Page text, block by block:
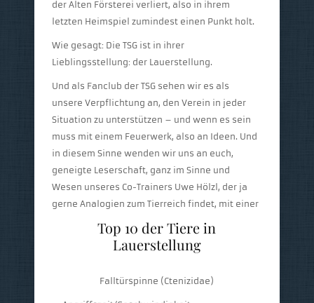
der Alten Försterei verliert, also in ihrem
letzten Heimspiel zumindest einen Punkt holt.
Wie gesagt: Die TSG ist in ihrer
Lieblingsstellung: der Lauerstellung.
Und als Fanclub der TSG sehen wir es als
unsere Verpflichtung an, den Verein in jeder
Situation zu unterstützen – und wenn es sein
muss mit einem Feuerwerk, also an Ideen. Und
in diesem Sinne wenden wir uns an euch,
geneigte Leserschaft, ganz im Sinne und
Wesen unseres Co-Trainers Uwe Hölzl, der ja
gerne Analogien zum Tierreich findet, mit einer
Top 10 der Tiere in
Lauerstellung
Falltürspinne (Ctenizidae)